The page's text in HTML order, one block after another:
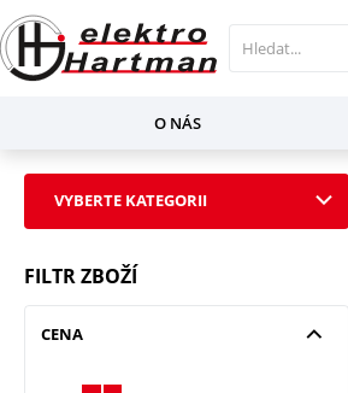
O NÁS
VYBERTE KATEGORII
FILTR ZBOŽÍ
CENA